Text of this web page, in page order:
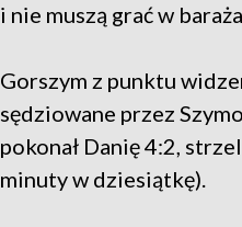
i nie muszą grać w
Gorszym z punktu
sędziowane przez
pokonał Danię 4:2,
minuty w dziesiątkę).